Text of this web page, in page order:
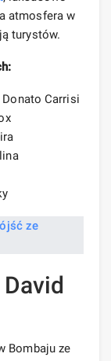
atmosfera w
turystów.
Donato Carrisi
Bombaju ze